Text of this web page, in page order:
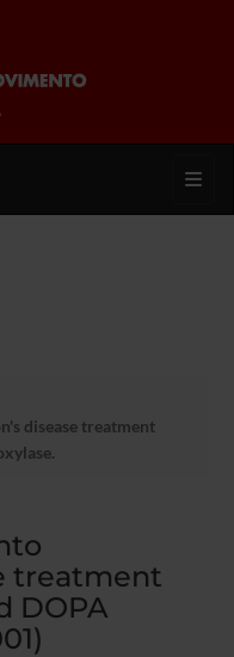
disease treatment
treatment
DOPA